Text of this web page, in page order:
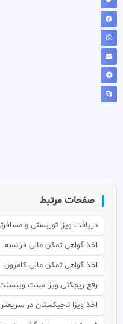
صفحات مرتبط
دریافت ویزا توریستی و
اخذ گواهی تمکن مالی فرانسه
اخذ گواهی تمکن مالی کامرون
رفع ریجکتی ویزا سنت
اخذ ویزا تاجیکستان در